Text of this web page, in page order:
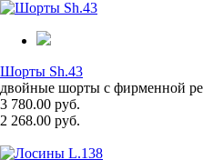
Шорты Sh.43
двойные шорты с фирменной
3 780.00 руб.
2 268.00 руб.